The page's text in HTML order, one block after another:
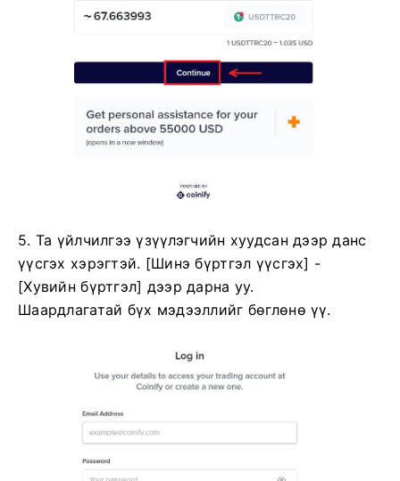
5. Та үйлчилгээ үзүүлэгчийн хуудсан дээр данс
үүсгэх хэрэгтэй. [Шинэ бүртгэл үүсгэх] -
[Хувийн бүртгэл] дээр дарна уу.
Шаардлагатай бүх мэдээллийг бөглөнө үү.